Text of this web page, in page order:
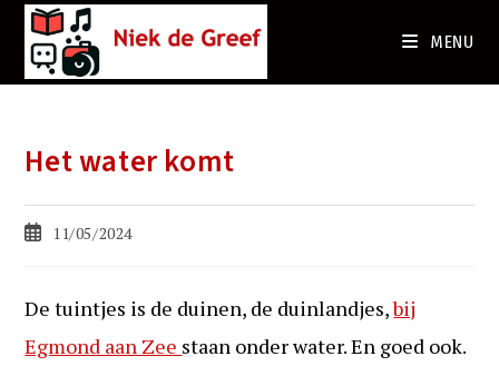
MENU
Het water komt
Bericht11/05/2024
De tuintjes is de duinen, de duinlandjes,bij
Egmond aan Zee staan onder water. En goed ook.